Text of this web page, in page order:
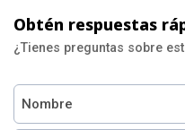
Obtén respuestas
¿Tienes preguntas sobre